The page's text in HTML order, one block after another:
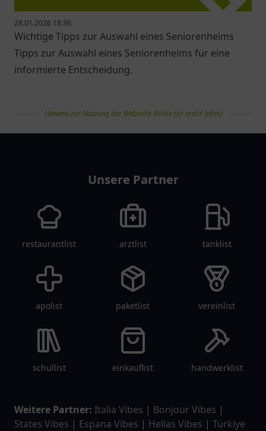
28.01.2026 18:36
Wichtige Tipps zur Auswahl eines Seniorenheims
Tipps zur Auswahl eines Seniorenheims für eine
informierte Entscheidung.
Hinweis zur Nutzung der Webseite (klicke für mehr Infos)
Unsere Partner
restaurantlist arztlist tanklist
apolist paketlist vereinlist
schullist einkauflist handwerklist
Weitere Partner: Italia Vibes | Bonjour Vibes |
States Vibes | Espana Vibes | Hellas Vibes | Türkiye